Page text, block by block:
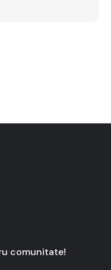
comunitate!